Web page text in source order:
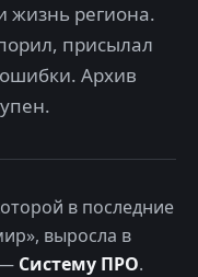
жизнь региона.
присылал
Архив
в последние
выросла в
Систему ПРО.